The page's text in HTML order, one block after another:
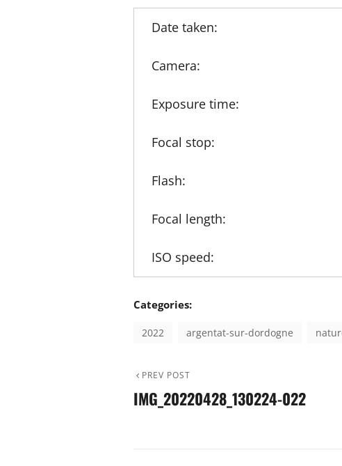
Date taken:
Camera:
Exposure time:
Focal stop:
Flash:
Focal length:
ISO speed:
Categories:
2022 argentat-sur-dordogne
NAVIGATION
DE
Previous
Post
PREV POST
IMG_20220428_130224-022